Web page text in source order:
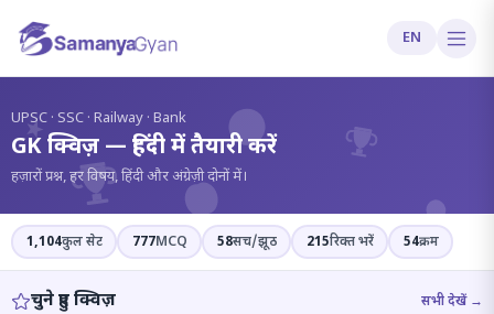
EN
?
UPSC · SSC · Railway · Bank
GK क्विज़ — हिंदी में तैयारी करें
हज़ारों प्रश्न, हर विषय, हिंदी और अंग्रेज़ी दोनों में।
1,104कुल सेट 777MCQ 58सच/झूठ 215रिक्त भरें 54क्रम
चुने हुए क्विज़ सभी देखें →